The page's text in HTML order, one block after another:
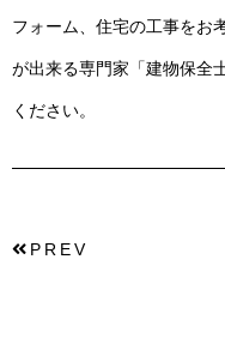
フォーム、住宅の工事をお
が出来る専門家「建物保全
ください。
PREV